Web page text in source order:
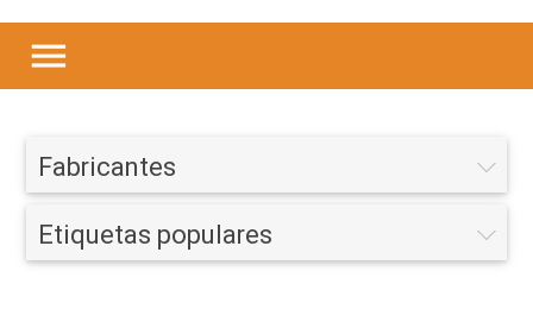
menu
Fabricantes
Etiquetas populares